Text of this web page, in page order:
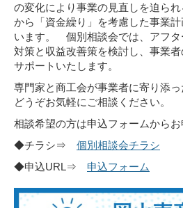
の変化により事業の見直しを迫ら
から「資金繰り」を考慮した事業
います。 個別相談会では、アフタ
対策と収益改善策を検討し、事業
サポートいたします。
専門家と商工会が事業者に寄り添っ
どうぞお気軽にご相談ください。
相談希望の方は申込フォームからお
◆チラシ⇒ 個別相談会チラシ
◆申込URL⇒ 申込フォーム